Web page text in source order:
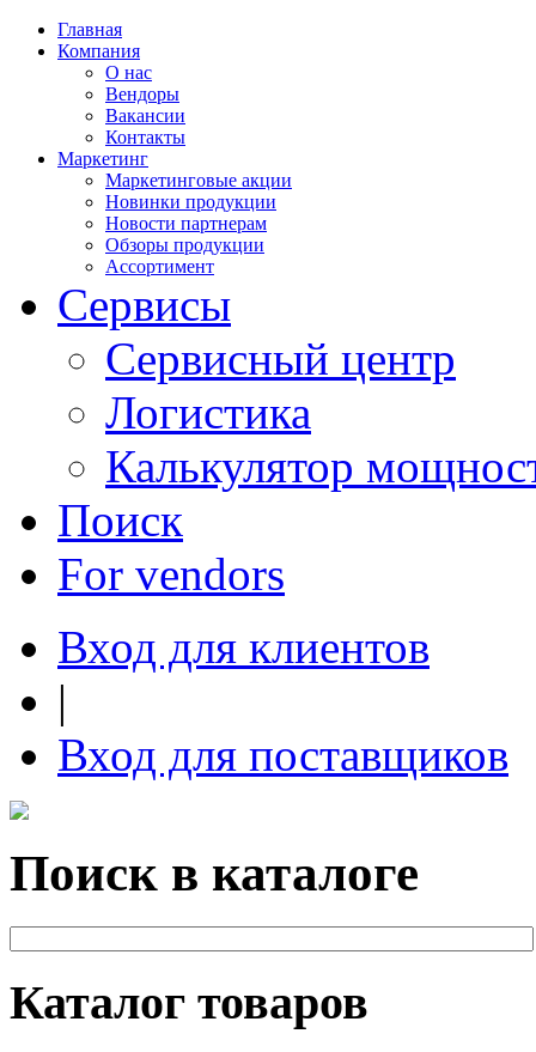
Главная
Компания
О нас
Вендоры
Вакансии
Контакты
Маркетинг
Маркетинговые акции
Новинки продукции
Новости партнерам
Обзоры продукции
Ассортимент
Сервисы
Сервисный центр
Логистика
Калькулятор
Поиск
For vendors
Вход для клиентов
|
Вход для поставщиков
Поиск в каталоге
Каталог товаров